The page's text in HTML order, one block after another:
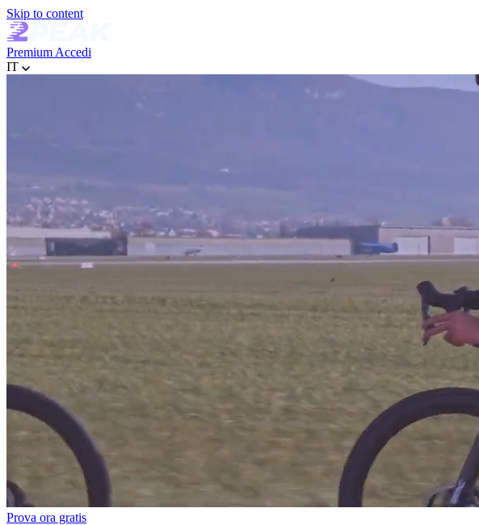
Skip to content
Premium Accedi
IT
Prova ora gratis